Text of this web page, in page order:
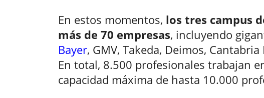
En estos momentos, los tres campus
más de 70 empresas, incluyendo
Bayer, GMV, Takeda, Deimos,
En total, 8.500 profesionales trabajan
capacidad máxima de hasta 10.000